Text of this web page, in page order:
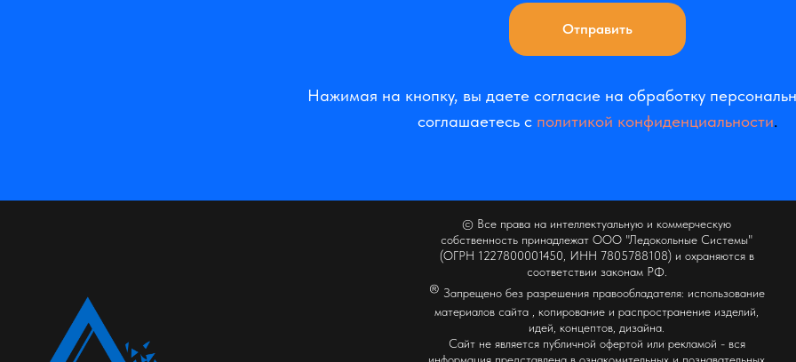
Отправить
Нажимая на кнопку, вы даете согласие на обработку
соглашаетесь c политикой конфиденциальности.
© Все права на интеллектуальную и коммерческую
собственность принадлежат ООО "Ледокольные Системы"
(ОГРН 1227800001450, ИНН 7805788108) и охраняются в
соответствии законам РФ.
® Запрещено без разрешения правообладателя: использование
материалов сайта , копирование и распространение изделий,
идей, концептов, дизайна.
Сайт не является публичной офертой или рекламой - вся
информация представлена в ознакомительных и познавательных